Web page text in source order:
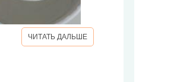
ЧИТАТЬ ДАЛЬШЕ